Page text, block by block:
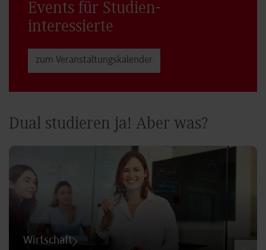
Events für Studien­
interessierte
zum Veranstaltungs­kalender
Dual studieren ja! Aber was?
Wirtschaft